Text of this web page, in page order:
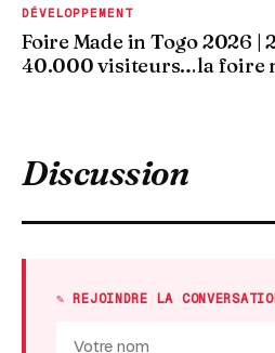
DÉVELOPPEMENT
Foire Made in Togo 2026 |
40.000 visiteurs…la foire
Discussion
✎ REJOINDRE LA